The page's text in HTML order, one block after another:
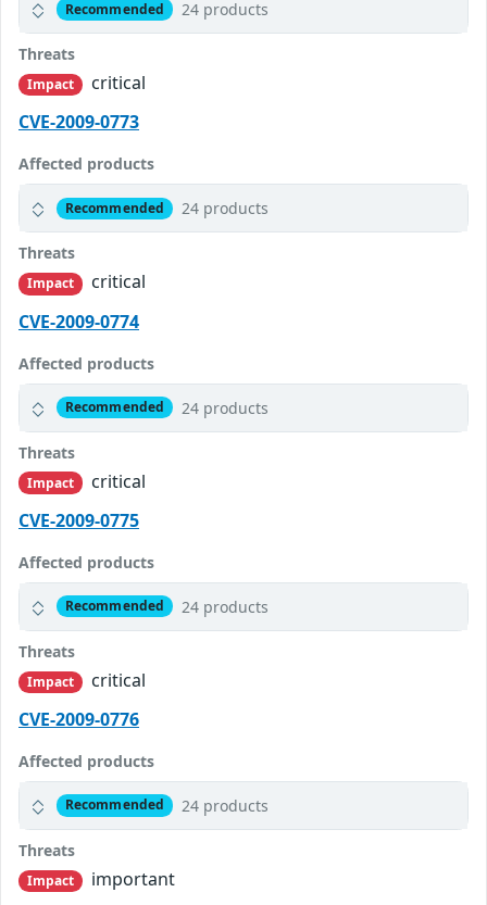
Recommended 24 products
Threats
Impact
critical
CVE-2009-0773
Affected products
Recommended 24 products
Threats
Impact
critical
CVE-2009-0774
Affected products
Recommended 24 products
Threats
Impact
critical
CVE-2009-0775
Affected products
Recommended 24 products
Threats
Impact
critical
CVE-2009-0776
Affected products
Recommended 24 products
Threats
Impact
important